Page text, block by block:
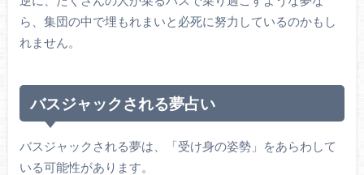
ら、集団の中で埋もれまいと必死に努力しているのかもし
れません。
バスジャックされる夢占い
バスジャックされる夢は、「受け身の姿勢」をあらわして
いる可能性があります。